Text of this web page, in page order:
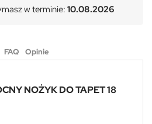
w terminie: 10.08.2026
FAQ Opinie
NOŻYK DO TAPET 18